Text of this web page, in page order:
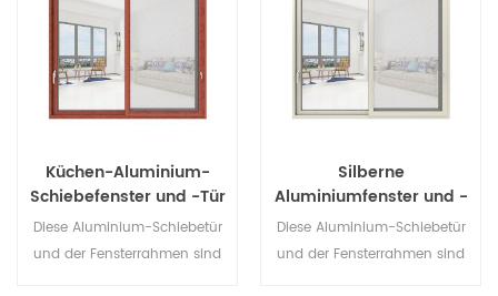
architektonische
Anforderungen.
architektonische
Anforderungen
Küchen-Aluminium-
Schiebefenster und -Tür
Diese Aluminium-Schiebetür
und der Fensterrahmen sind
Silberne
Aluminiumfenster und -
türen für Zuhause
Diese Aluminium-Schiebetür
und der Fensterrahmen sind